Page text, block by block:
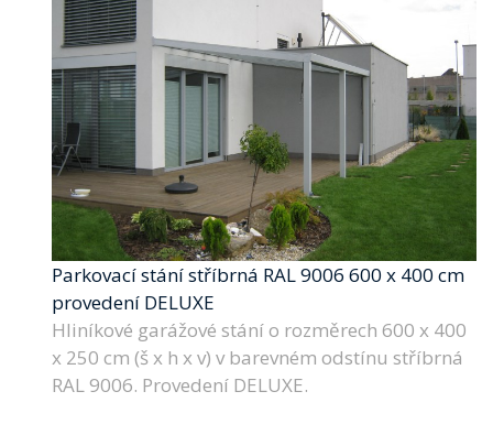
Parkovací stání stříbrná RAL 9006 600 x 400 cm
provedení DELUXE
Hliníkové garážové stání o rozměrech 600 x 400
x 250 cm (š x h x v) v barevném odstínu stříbrná
RAL 9006. Provedení DELUXE.